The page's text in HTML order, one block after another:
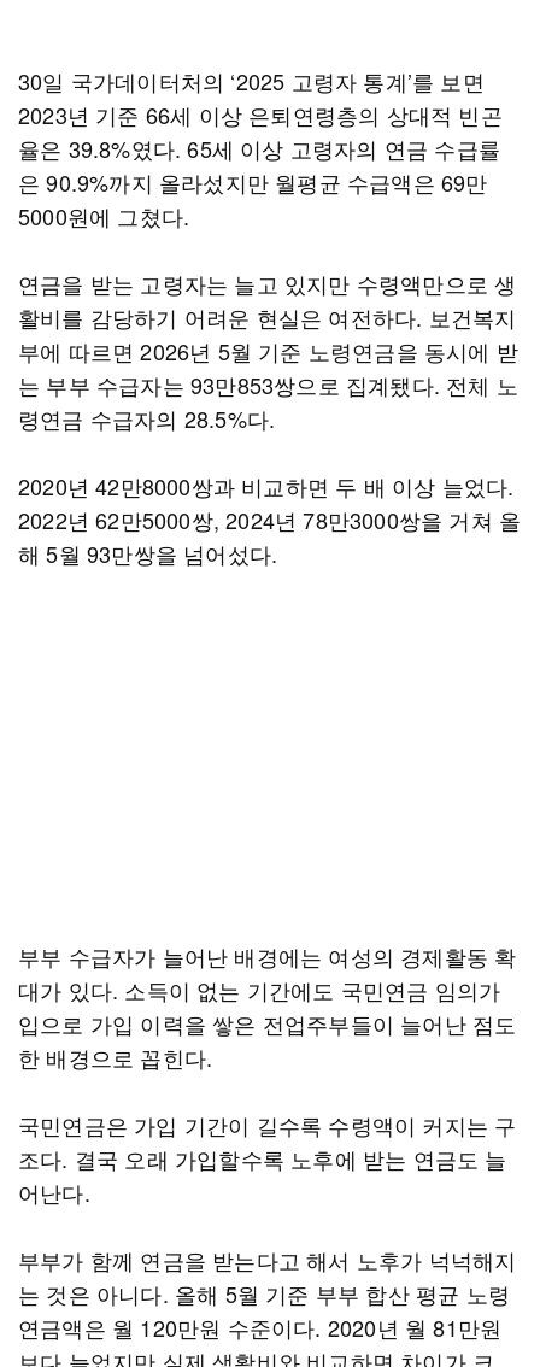
30일 국가데이터처의 ‘2025 고령자 통계’를 보면
2023년 기준 66세 이상 은퇴연령층의 상대적 빈곤
율은 39.8%였다. 65세 이상 고령자의 연금 수급률
은 90.9%까지 올라섰지만 월평균 수급액은 69만
5000원에 그쳤다.
연금을 받는 고령자는 늘고 있지만 수령액만으로 생
활비를 감당하기 어려운 현실은 여전하다. 보건복지
부에 따르면 2026년 5월 기준 노령연금을 동시에 받
는 부부 수급자는 93만853쌍으로 집계됐다. 전체 노
령연금 수급자의 28.5%다.
2020년 42만8000쌍과 비교하면 두 배 이상 늘었다.
2022년 62만5000쌍, 2024년 78만3000쌍을 거쳐 올
해 5월 93만쌍을 넘어섰다.
부부 수급자가 늘어난 배경에는 여성의 경제활동 확
대가 있다. 소득이 없는 기간에도 국민연금 임의가
입으로 가입 이력을 쌓은 전업주부들이 늘어난 점도
한 배경으로 꼽힌다.
국민연금은 가입 기간이 길수록 수령액이 커지는 구
조다. 결국 오래 가입할수록 노후에 받는 연금도 늘
어난다.
부부가 함께 연금을 받는다고 해서 노후가 넉넉해지
는 것은 아니다. 올해 5월 기준 부부 합산 평균 노령
연금액은 월 120만원 수준이다. 2020년 월 81만원